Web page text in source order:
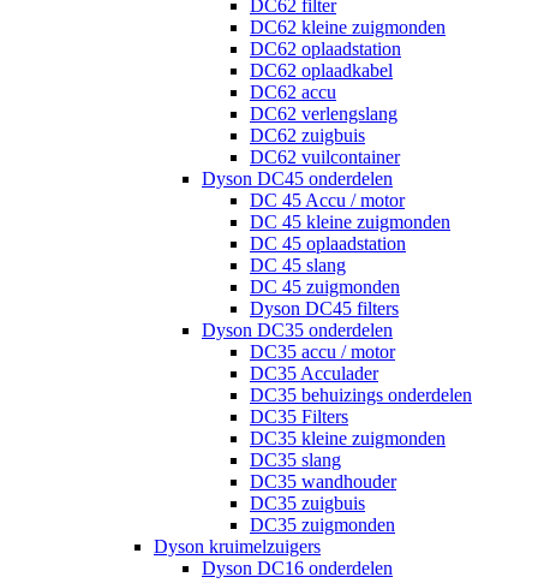
DC62 filter
DC62 kleine zuigmonden
DC62 oplaadstation
DC62 oplaadkabel
DC62 accu
DC62 verlengslang
DC62 zuigbuis
DC62 vuilcontainer
Dyson DC45 onderdelen
DC 45 Accu / motor
DC 45 kleine zuigmonden
DC 45 oplaadstation
DC 45 slang
DC 45 zuigmonden
Dyson DC45 filters
Dyson DC35 onderdelen
DC35 accu / motor
DC35 Acculader
DC35 behuizings onderdelen
DC35 Filters
DC35 kleine zuigmonden
DC35 slang
DC35 wandhouder
DC35 zuigbuis
DC35 zuigmonden
Dyson kruimelzuigers
Dyson DC16 onderdelen